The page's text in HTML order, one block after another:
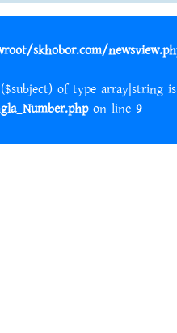
skhobor.com/
of type array|string
on line 9